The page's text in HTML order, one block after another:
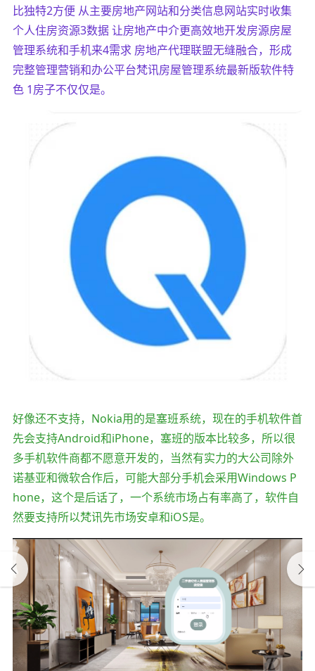
比独特2方便 从主要房地产网站和分类信息网站实时收集
个人住房资源3数据 让房地产中介更高效地开发房源房屋
管理系统和手机来4需求 房地产代理联盟无缝融合，形成
完整管理营销和办公平台梵讯房屋管理系统最新版软件特
色 1房子不仅仅是。
好像还不支持，Nokia用的是塞班系统，现在的手机软件首
先会支持Android和iPhone，塞班的版本比较多，所以很
多手机软件商都不愿意开发的，当然有实力的大公司除外
诺基亚和微软合作后，可能大部分手机会采用Windows P
hone，这个是后话了，一个系统市场占有率高了，软件自
然要支持所以梵讯先市场安卓和iOS是。